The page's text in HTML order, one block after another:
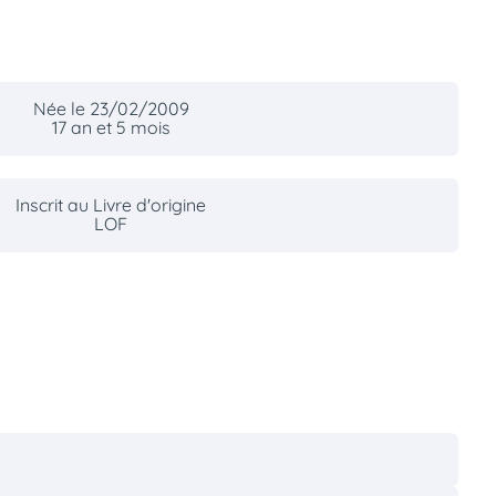
Née le 23/02/2009
17 an et 5 mois
Inscrit au Livre d'origine
LOF